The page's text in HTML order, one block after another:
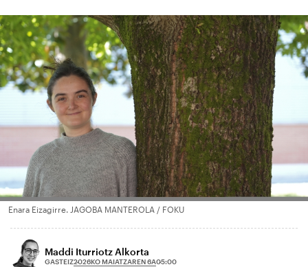
Enara Eizagirre. JAGOBA MANTEROLA / FOKU
Maddi Iturriotz Alkorta
GASTEIZ2026KO MAIATZAREN 6A05:00